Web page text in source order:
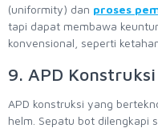
(uniformity) dan proses
tapi dapat membawa
konvensional, seperti
9. APD
APD konstruksi yang
helm. Sepatu bot dilengkapi